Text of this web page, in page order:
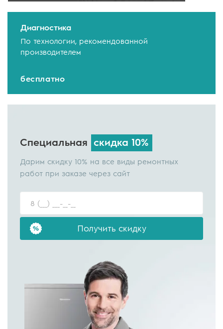
Диагностика
По технологии, рекомендованной
производителем
бесплатно
Специальная скидка 10%
Дарим скидку 10% на все виды ремонтных
работ при заказе через сайт
Получить скидку